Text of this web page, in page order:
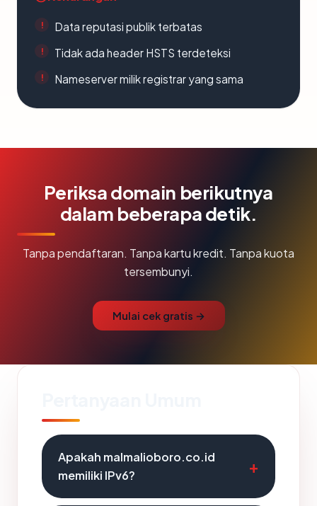
Data reputasi publik terbatas
Tidak ada header HSTS terdeteksi
Nameserver milik registrar yang sama
Periksa domain berikutnya
dalam beberapa detik.
Tanpa pendaftaran. Tanpa kartu kredit. Tanpa kuota
tersembunyi.
Mulai cek gratis →
Apakah malmalioboro.co.id
memiliki IPv6?